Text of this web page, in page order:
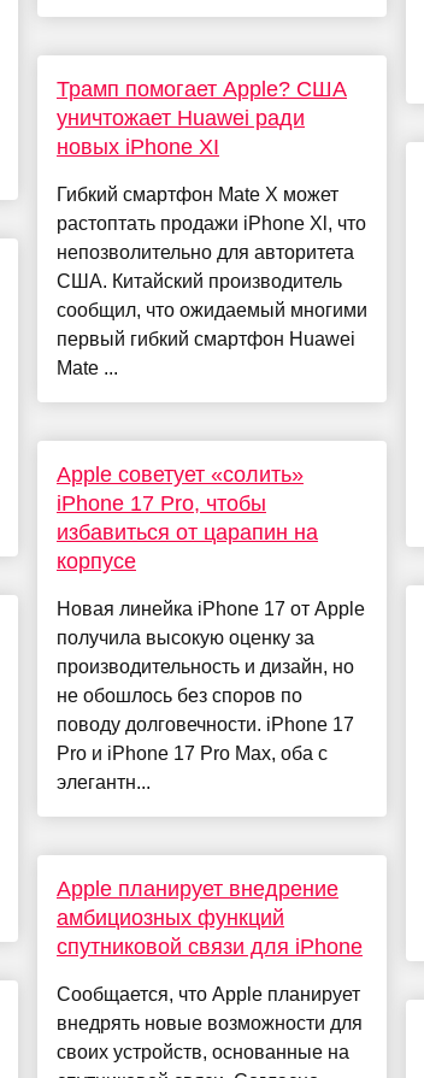
Трамп помогает Apple? США
уничтожает Huawei ради
новых iPhone XI
Гибкий смартфон Mate X может
растоптать продажи iPhone Xl, что
непозволительно для авторитета
США. Китайский производитель
сообщил, что ожидаемый многими
первый гибкий смартфон Huawei
Mate ...
Apple советует «солить»
iPhone 17 Pro, чтобы
избавиться от царапин на
корпусе
Новая линейка iPhone 17 от Apple
получила высокую оценку за
производительность и дизайн, но
не обошлось без споров по
поводу долговечности. iPhone 17
Pro и iPhone 17 Pro Max, оба с
элегантн...
Apple планирует внедрение
амбициозных функций
спутниковой связи для iPhone
Сообщается, что Apple планирует
внедрять новые возможности для
своих устройств, основанные на